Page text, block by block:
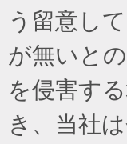
う留意し
が無いと
を侵害す
き、当社